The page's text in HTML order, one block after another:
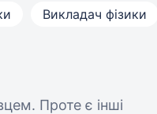
Викладач фізики
Проте є інші